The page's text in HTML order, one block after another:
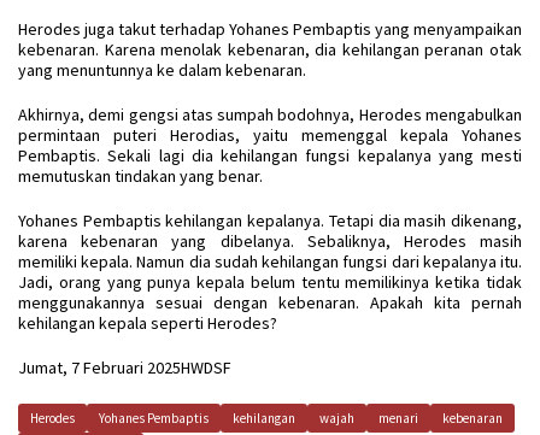
Herodes juga takut terhadap Yohanes Pembaptis yang menyampaikan
kebenaran. Karena menolak kebenaran, dia kehilangan peranan otak
yang menuntunnya ke dalam kebenaran.
Akhirnya, demi gengsi atas sumpah bodohnya, Herodes mengabulkan
permintaan puteri Herodias, yaitu memenggal kepala Yohanes
Pembaptis. Sekali lagi dia kehilangan fungsi kepalanya yang mesti
memutuskan tindakan yang benar.
Yohanes Pembaptis kehilangan kepalanya. Tetapi dia masih dikenang,
karena kebenaran yang dibelanya. Sebaliknya, Herodes masih
memiliki kepala. Namun dia sudah kehilangan fungsi dari kepalanya itu.
Jadi, orang yang punya kepala belum tentu memilikinya ketika tidak
menggunakannya sesuai dengan kebenaran. Apakah kita pernah
kehilangan kepala seperti Herodes?
Jumat, 7 Februari 2025HWDSF
Herodes Yohanes Pembaptis kehilangan wajah menari
kebenaran